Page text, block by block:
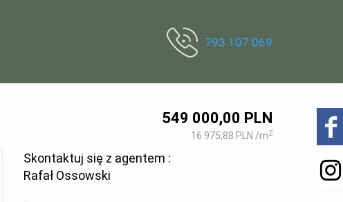
793 107 069
549 000,00 PLN
16 975,88 PLN /m2
Skontaktuj się z agentem :
Rafał Ossowski